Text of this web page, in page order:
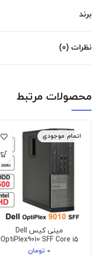
برند
نظرات (0)
محصولات مرتبط
اتمام موجودی
مینی کیس Dell
OptiPlex9010 SFF Core i5
34700 تومان